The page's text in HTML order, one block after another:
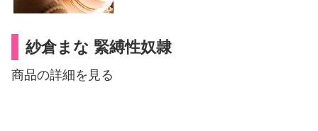
紗倉まな 緊縛性奴隷
商品の詳細を見る